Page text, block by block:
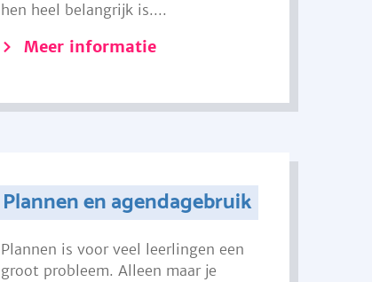
hen heel belangrijk is....
Meer informatie
Plannen en agendagebruik
Plannen is voor veel leerlingen een
groot probleem. Alleen maar je